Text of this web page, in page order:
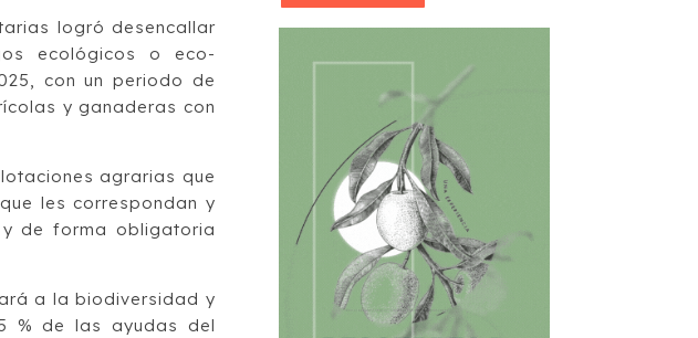
logró desencallar
ecológicos o eco-
con un periodo de
y ganaderas con
agrarias que
les correspondan y
de forma obligatoria
a la biodiversidad y
% de las ayudas del